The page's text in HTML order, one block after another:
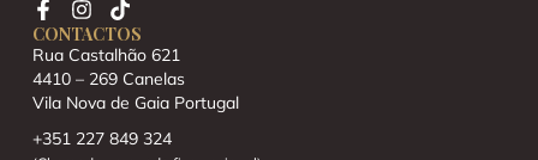
CONTACTOS
Rua Castalhão 621
4410 – 269 Canelas
Vila Nova de Gaia Portugal
+351 227 849 324